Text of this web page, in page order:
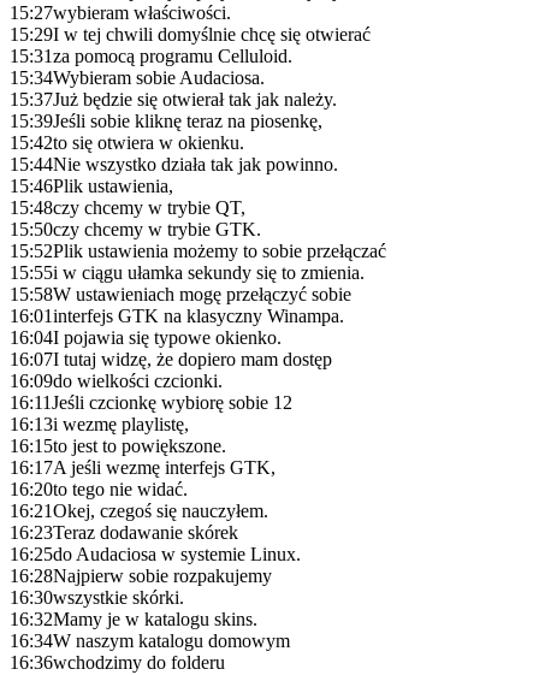
15:27wybieram właściwości.
15:29I w tej chwili domyślnie chcę się otwierać
15:31za pomocą programu Celluloid.
15:34Wybieram sobie Audaciosa.
15:37Już będzie się otwierał tak jak należy.
15:39Jeśli sobie kliknę teraz na piosenkę,
15:42to się otwiera w okienku.
15:44Nie wszystko działa tak jak powinno.
15:46Plik ustawienia,
15:48czy chcemy w trybie QT,
15:50czy chcemy w trybie GTK.
15:52Plik ustawienia możemy to sobie przełączać
15:55i w ciągu ułamka sekundy się to zmienia.
15:58W ustawieniach mogę przełączyć sobie
16:01interfejs GTK na klasyczny Winampa.
16:04I pojawia się typowe okienko.
16:07I tutaj widzę, że dopiero mam dostęp
16:09do wielkości czcionki.
16:11Jeśli czcionkę wybiorę sobie 12
16:13i wezmę playlistę,
16:15to jest to powiększone.
16:17A jeśli wezmę interfejs GTK,
16:20to tego nie widać.
16:21Okej, czegoś się nauczyłem.
16:23Teraz dodawanie skórek
16:25do Audaciosa w systemie Linux.
16:28Najpierw sobie rozpakujemy
16:30wszystkie skórki.
16:32Mamy je w katalogu skins.
16:34W naszym katalogu domowym
16:36wchodzimy do folderu